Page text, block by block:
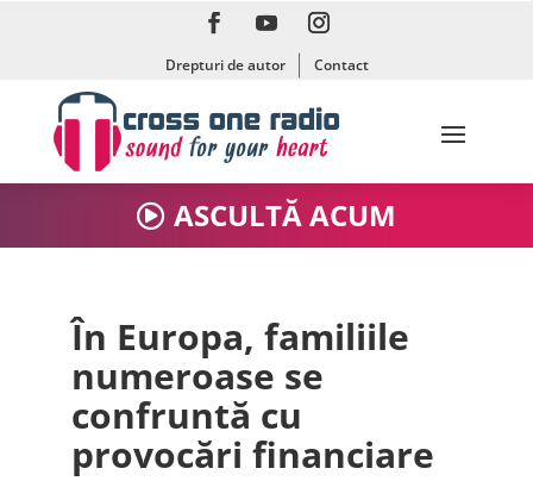
Drepturi de autor Contact
ASCULTĂ ACUM
În Europa, familiile
numeroase se
confruntă cu
provocări financiare